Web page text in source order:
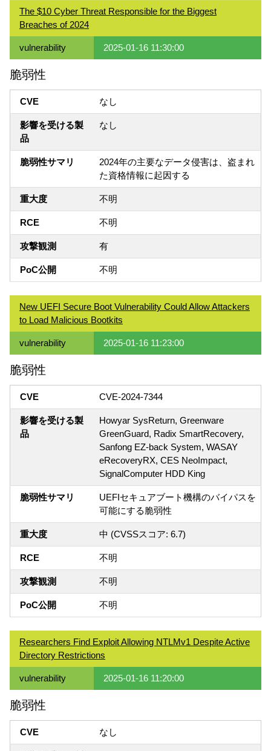
The $10 Cyber Threat Responsible for the Biggest
Breaches of 2024
vulnerability 2025-01-16 11:30:00
脆弱性
CVE なし
影響を受ける製
品
なし
脆弱性サマリ
2024年の主要なデータ侵害は、盗まれ
た資格情報に起因する
重大度 不明
RCE 不明
攻撃観測 有
PoC公開 不明
New UEFI Secure Boot Vulnerability Could Allow Attackers
to Load Malicious Bootkits
vulnerability 2025-01-16 11:23:00
脆弱性
CVE CVE-2024-7344
影響を受ける製
品
Howyar SysReturn, Greenware
GreenGuard, Radix SmartRecovery,
Sanfong EZ-back System, WASAY
eRecoveryRX, CES NeoImpact,
SignalComputer HDD King
脆弱性サマリ
UEFIセキュアブート機構のバイパスを
可能にする脆弱性
重大度 中 (CVSSスコア: 6.7)
RCE 不明
攻撃観測 不明
PoC公開 不明
Researchers Find Exploit Allowing NTLMv1 Despite Active
Directory Restrictions
vulnerability 2025-01-16 11:20:00
脆弱性
CVE なし